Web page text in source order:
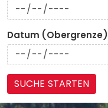
Datum (Obergrenze)